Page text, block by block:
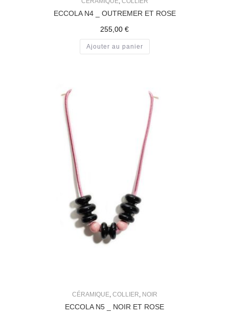
ECCOLA N4 _ OUTREMER ET ROSE
255,00 €
Ajouter au panier
CÉRAMIQUE, COLLIER, NOIR
ECCOLA N5 _ NOIR ET ROSE